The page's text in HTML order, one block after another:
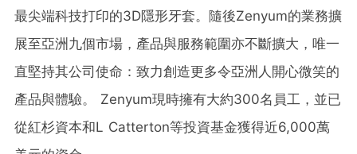
最尖端科技打印的3D隱形牙套。隨後Zenyum的業務擴
展至亞洲九個市場，產品與服務範圍亦不斷擴大，唯一
直堅持其公司使命：致力創造更多令亞洲人開心微笑的
產品與體驗。 Zenyum現時擁有大約300名員工，並已
從紅杉資本和L Catterton等投資基金獲得近6,000萬